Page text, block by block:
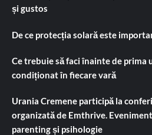
și gustos
De ce protecția solară este
Ce trebuie să faci înainte de prima
condiționat în fiecare vară
Urania Cremene participă la
organizată de Emthrive.
parenting și psihologie